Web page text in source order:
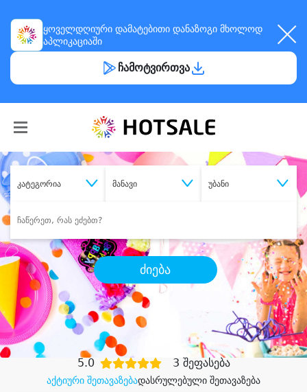
ყოველდღიური დამატებითი დანაზოგი მხოლოდ
აპლიკაციაში
ჩამოტვირთვა
კატეგორია მანავი უბანი
ძიება
შეიძინესასურველი მომსახურება
დიდი დანაზოგით
აქტიური შეთავაზებადასრულებული შეთავაზება
5.0 3 შეფასება